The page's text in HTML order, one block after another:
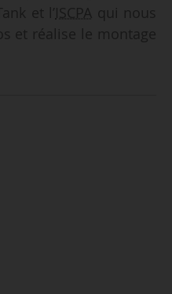
et l’ISCPA qui nous
et réalise le montage